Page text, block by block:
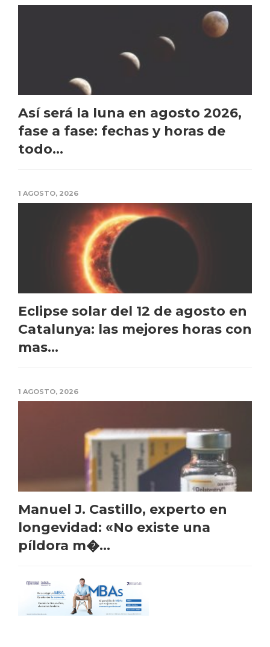
Así será la luna en agosto 2026,
fase a fase: fechas y horas de
todo...
1 AGOSTO, 2026
Eclipse solar del 12 de agosto en
Catalunya: las mejores horas con
mas...
1 AGOSTO, 2026
Manuel J. Castillo, experto en
longevidad: «No existe una
píldora m�...